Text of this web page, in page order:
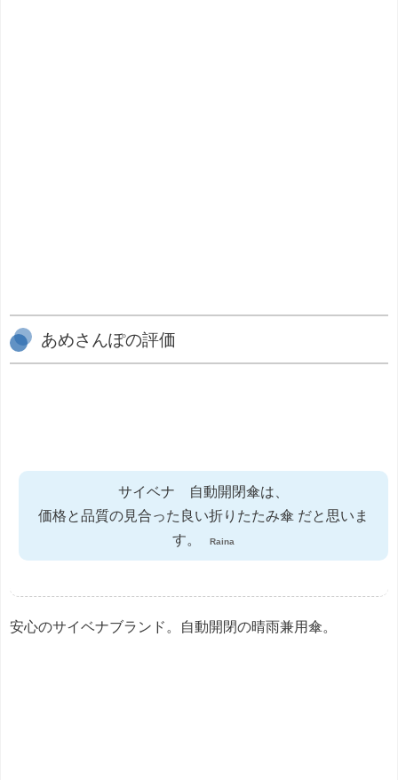
あめさんぽの評価
サイベナ 自動開閉傘は、
価格と品質の見合った良い折りたたみ傘 だと思いま
す。
Raina
安心のサイベナブランド。自動開閉の晴雨兼用傘。